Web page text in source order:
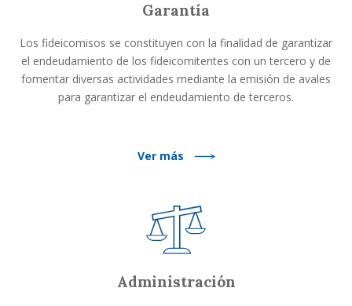
Garantía
Los fideicomisos se constituyen con la finalidad de garantizar
el endeudamiento de los fideicomitentes con un tercero y de
fomentar diversas actividades mediante la emisión de avales
para garantizar el endeudamiento de terceros.
Ver más
Administración